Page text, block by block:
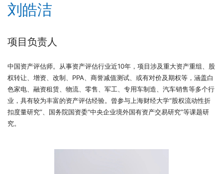
刘皓洁
项目负责人
中国资产评估师。从事资产评估行业近10年，项目涉及重大资产重组、股
权转让、增资、改制、PPA、商誉减值测试、或有对价及期权等，涵盖白
色家电、融资租赁、物流、零售、军工、专用车制造、汽车销售等多个行
业，具有较为丰富的资产评估经验。曾参与上海财经大学“股权流动性折
扣度量研究”、国务院国资委“中央企业境外国有资产交易研究”等课题研
究。